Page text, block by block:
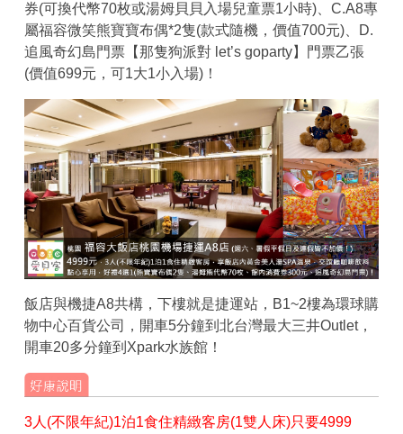
券(可換代幣70枚或湯姆貝貝入場兒童票1小時)、C.A8專
屬福容微笑熊寶寶布偶*2隻(款式隨機，價值700元)、D.
追風奇幻島門票【那隻狗派對 let’s goparty】門票乙張
(價值699元，可1大1小入場)！
飯店與機捷A8共構，下樓就是捷運站，B1~2樓為環球購
物中心百貨公司，開車5分鐘到北台灣最大三井Outlet，
開車20多分鐘到Xpark水族館！
3人(不限年紀)1泊1食住精緻客房(1雙人床)只要4999